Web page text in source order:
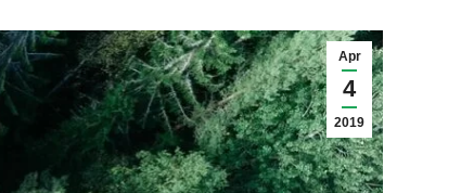
Apr
4
2019